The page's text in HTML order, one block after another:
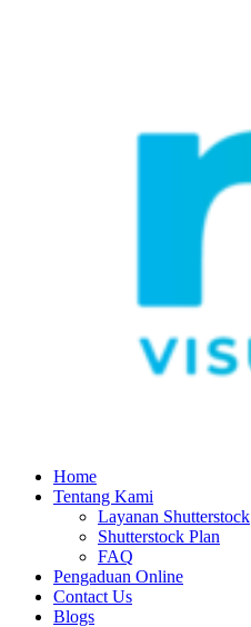
Home
Tentang Kami
Layanan Shutterstock
Shutterstock Plan
FAQ
Pengaduan Online
Contact Us
Blogs